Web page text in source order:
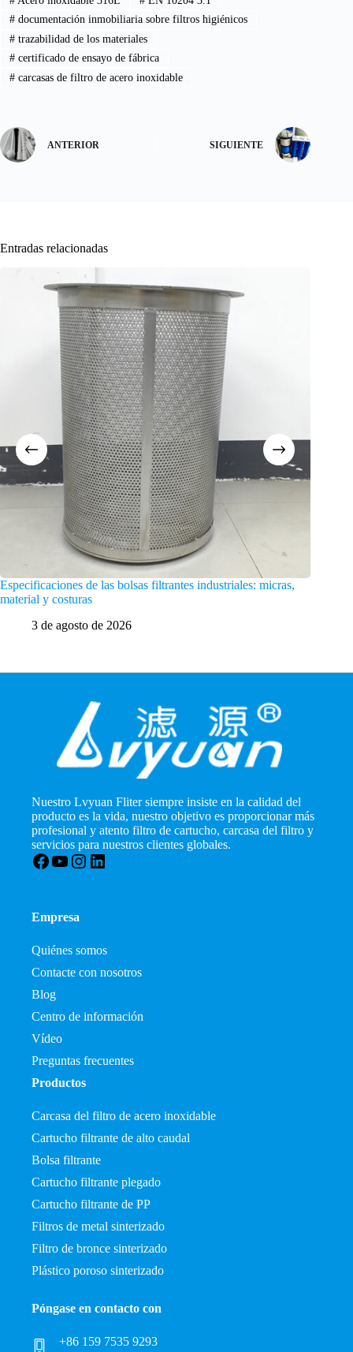
#documentación inmobiliaria sobre filtros higiénicos
#trazabilidad de los materiales
#certificado de ensayo de fábrica
#carcasas de filtro de acero inoxidable
ANTERIOR SIGUIENTE
Entradas relacionadas
Especificaciones de las bolsas filtrantes industriales: micras,
material y costuras
3 de agosto de 2026
Nuestro Lvyuan Fliter siempre insiste en la calidad del
producto es la vida, nuestro objetivo es proporcionar más
profesional y atento filtro de cartucho, carcasa del filtro y
servicios para nuestros clientes globales.
Facebook
YouTube
Instagram
LinkedIn
Empresa
Quiénes somos
Contacte con nosotros
Blog
Centro de información
Vídeo
Preguntas frecuentes
Productos
Carcasa del filtro de acero inoxidable
Cartucho filtrante de alto caudal
Bolsa filtrante
Cartucho filtrante plegado
Cartucho filtrante de PP
Filtros de metal sinterizado
Filtro de bronce sinterizado
Plástico poroso sinterizado
Póngase en contacto con
+86 159 7535 9293